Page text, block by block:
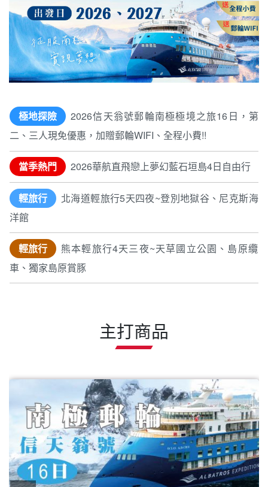
極地探險
2026信天翁號郵輪南極極境之旅16日，第
二、三人現免優惠，加贈郵輪WIFI、全程小費!!
當季熱門 2026華航直飛戀上夢幻藍石垣島4日自由行
輕旅行
北海道輕旅行5天四夜~登別地獄谷、尼克斯海
洋館
輕旅行
熊本輕旅行4天三夜~天草國立公園、島原纜
車、獨家島原賞豚
主打商品